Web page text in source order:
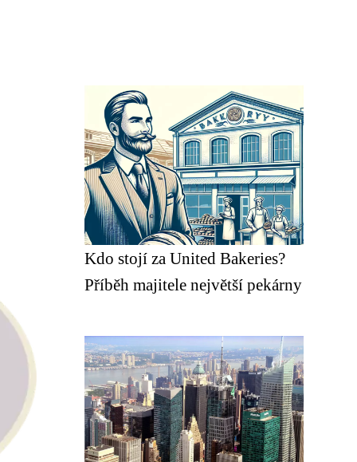
Kdo stojí za United Bakeries?
Příběh majitele největší pekárny